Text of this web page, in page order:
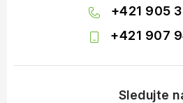
+421 905
+421 907